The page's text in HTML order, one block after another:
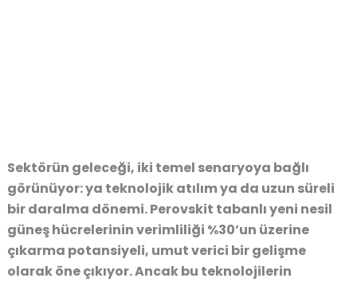
Sektörün geleceği, iki temel senaryoya bağlı
görünüyor: ya teknolojik atılım ya da uzun süreli
bir daralma dönemi. Perovskit tabanlı yeni nesil
güneş hücrelerinin verimliliği %30’un üzerine
çıkarma potansiyeli, umut verici bir gelişme
olarak öne çıkıyor. Ancak bu teknolojilerin